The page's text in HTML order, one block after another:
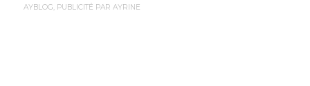
AYBLOG, PUBLICITÉ PAR AYRINE